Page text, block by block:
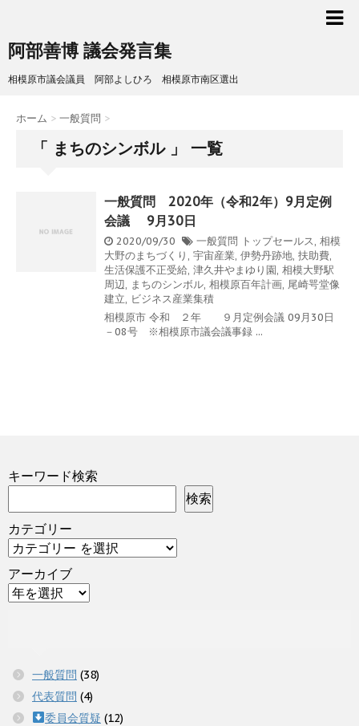
阿部善博 議会発言集
相模原市議会議員 阿部よしひろ 相模原市南区選出
ホーム > 一般質問 >
「 まちのシンボル 」 一覧
一般質問 2020年（令和2年）9月定例
会議 9月30日
2020/09/30 一般質問 トップセールス, 相模
大野のまちづくり , 宇宙産業, 伊勢丹跡地, 扶助費,
生活保護不正受給, 津久井やまゆり園, 相模大野駅
周辺, まちのシンボル, 相模原百年計画, 尾崎咢堂像
建立, ビジネス産業集積
相模原市 令和 ２年 ９月定例会議 09月30日
－08号 ※相模原市議会議事録 ...
キーワード検索
検索
カテゴリー
アーカイブ
一般質問 (38)
代表質問 (4)
委員会質疑 (12)